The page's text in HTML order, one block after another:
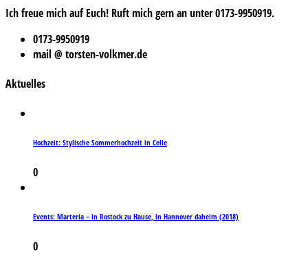
Ich freue mich auf Euch! Ruft mich gern an unter 0173-9950919.
0173-9950919
mail @ torsten-volkmer.de
Aktuelles
Hochzeit: Stylische Sommerhochzeit in Celle
0
Events: Marteria – in Rostock zu Hause, in Hannover daheim (2018)
0